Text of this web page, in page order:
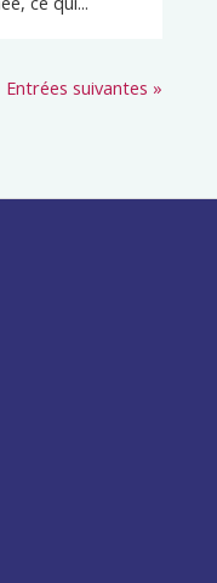
Entrées suivantes »